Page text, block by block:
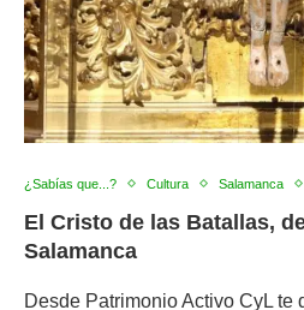
¿Sabías que...? Cultura Salamanca
El Cristo de las Batallas,
Salamanca
Desde Patrimonio Activo CyL te